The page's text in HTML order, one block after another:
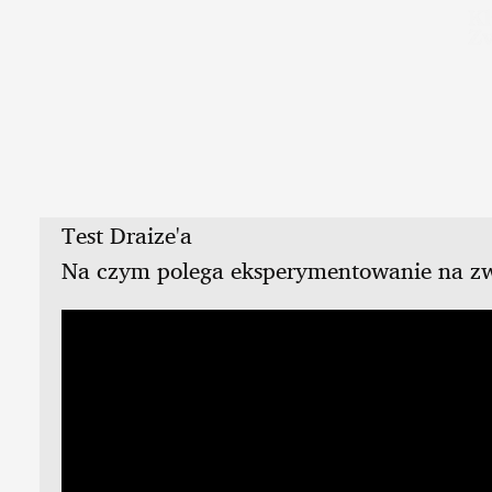
Test Draize'a
Na czym polega eksperymentowanie na